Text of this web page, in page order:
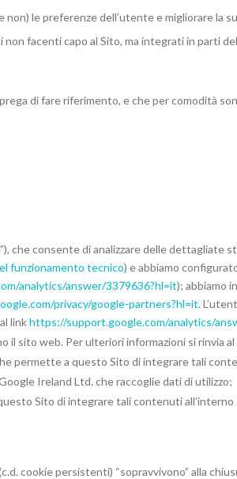
le preferenze dell’utente e migliorare la
facenti capo al Sito, ma integrati in parti
di fare riferimento, e che per comodità
che consente di analizzare delle
funzionamento tecnico) e abbiamo
analytics/answer/3379636?hl=it​); abbiamo
privacy/google-partners?hl=it.
link https://support.google.com/analytics/
sito web. Per ulteriori informazioni si rinvia al
permette a questo Sito di integrare tali
Ireland Ltd. che raccoglie dati di utilizzo;
Sito di integrare tali contenuti
cookie persistenti) “sopravvivono” alla